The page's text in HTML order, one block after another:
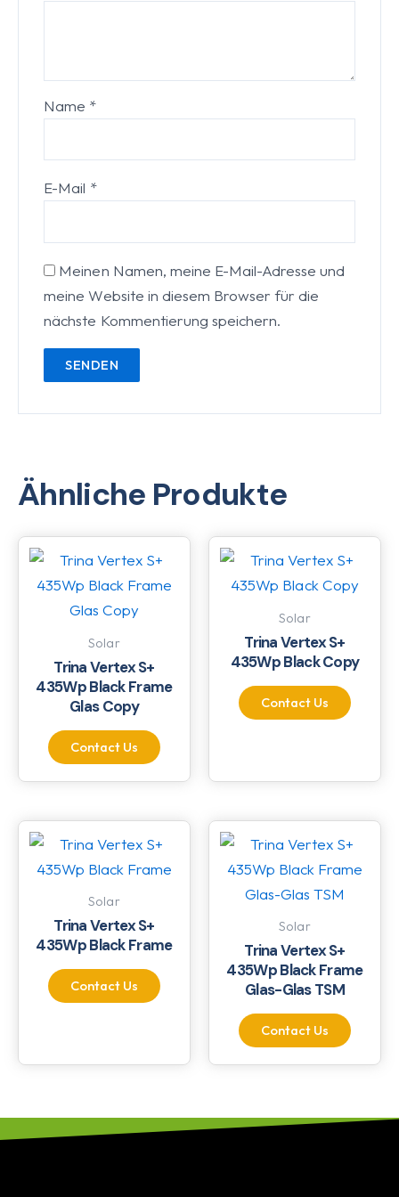
Name *
E-Mail *
Meinen Namen, meine E-Mail-Adresse und
meine Website in diesem Browser für die
nächste Kommentierung speichern.
Ähnliche Produkte
Solar
Trina Vertex S+
435Wp Black Frame
Glas Copy
Contact Us
Solar
Trina Vertex S+
435Wp Black Copy
Contact Us
Solar
Trina Vertex S+
435Wp Black Frame
Contact Us
Solar
Trina Vertex S+
435Wp Black Frame
Glas-Glas TSM
Contact Us